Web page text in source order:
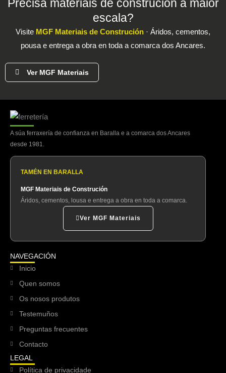
Precisa materiais de construción a maior
escala?
Visite MGF Materiais de Construción · Áridos, cementos,
pousa e entrega a obra en toda a comarca dos Ancares.
Ver MGF Materiais
A súa ferraxería de confianza en Baralla e a comarca dos Ancares
desde 1981.
TAMÉN EN BARALLA
MGF Materiais de Construción
Áridos, cementos, lousa e entrega a obra en toda a comarca.
Ver MGF Materiais
NAVEGACIÓN
Inicio
Quen somos
Os nosos produtos
Testemuños
Preguntas frecuentes
Contacto
LEGAL
Política de privacidade